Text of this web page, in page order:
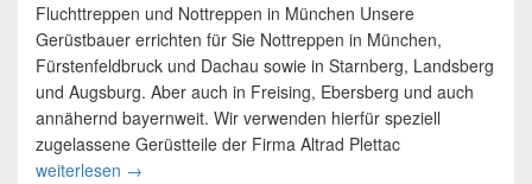
Fluchttreppen und Nottreppen in München Unsere
Gerüstbauer errichten für Sie Nottreppen in München,
Fürstenfeldbruck und Dachau sowie in Starnberg, Landsberg
und Augsburg. Aber auch in Freising, Ebersberg und auch
annähernd bayernweit. Wir verwenden hierfür speziell
zugelassene Gerüstteile der Firma Altrad Plettac
weiterlesen Feuertreppen und Nottreppen in Bayern
→